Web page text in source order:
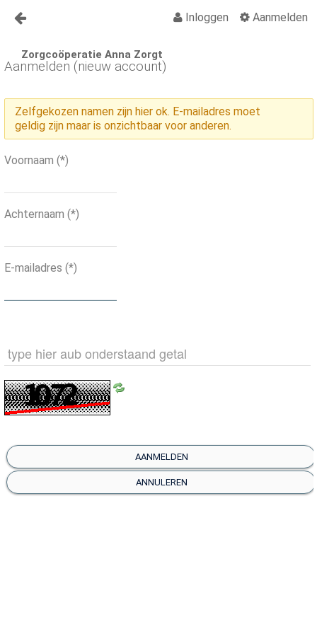
Inloggen Aanmelden
Zorgcoöperatie Anna Zorgt
Anna Zorgt
Nieuws
Lid worden Anna Zorgt
Vragen?
Wonen
Aanmelden (nieuw account)
Zelfgekozen namen zijn hier ok. E-mailadres moet
geldig zijn maar is onzichtbaar voor anderen.
Voornaam (*)
Achternaam (*)
E-mailadres (*)
AANMELDEN
ANNULEREN